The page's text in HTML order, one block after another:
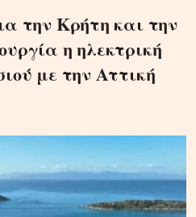
την Κρήτη και την
η ηλεκτρική
με την Αττική